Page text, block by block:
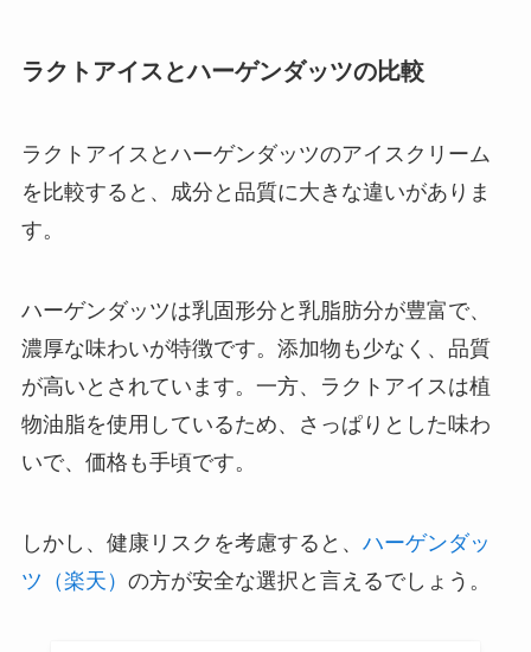
ラクトアイスとハーゲンダッツの比較
ラクトアイスとハーゲンダッツのアイスクリーム
を比較すると、成分と品質に大きな違いがありま
す。
ハーゲンダッツは乳固形分と乳脂肪分が豊富で、
濃厚な味わいが特徴です。添加物も少なく、品質
が高いとされています。一方、ラクトアイスは植
物油脂を使用しているため、さっぱりとした味わ
いで、価格も手頃です。
しかし、健康リスクを考慮すると、 ハーゲンダッ
ツ（楽天） の方が安全な選択と言えるでしょう。